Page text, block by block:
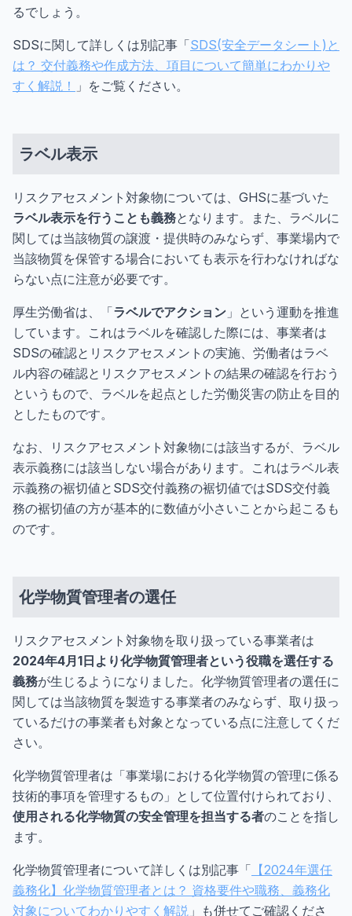
るでしょう。
SDSに関して詳しくは別記事「SDS(安全データシート)と
は？ 交付義務や作成方法、項目について簡単にわかりや
すく解説！
」をご覧ください。
ラベル表示
リスクアセスメント対象物については、GHSに基づいた
ラベル表示を行うことも義務となります。また、ラベルに
関しては当該物質の譲渡・提供時のみならず、事業場内で
当該物質を保管する場合においても表示を行わなければな
らない点に注意が必要です。
厚生労働省は、「ラベルでアクション 」という運動を推進
しています。これはラベルを確認した際には、事業者は
SDSの確認とリスクアセスメントの実施、労働者はラベ
ル内容の確認とリスクアセスメントの結果の確認を行おう
というもので、ラベルを起点とした労働災害の防止を目的
としたものです。
なお、リスクアセスメント対象物には該当するが、ラベル
表示義務には該当しない場合があります。これはラベル表
示義務の裾切値とSDS交付義務の裾切値ではSDS交付義
務の裾切値の方が基本的に数値が小さいことから起こるも
のです。
化学物質管理者の選任
リスクアセスメント対象物を取り扱っている事業者は
2024年4月1日より化学物質管理者という役職を選任する
義務が生じるようになりました。化学物質管理者の選任に
関しては当該物質を製造する事業者のみならず、取り扱っ
ているだけの事業者も対象となっている点に注意してくだ
さい。
化学物質管理者は「事業場における化学物質の管理に係る
技術的事項を管理するもの」として位置付けられており、
使用される化学物質の安全管理を担当する者のことを指し
ます。
化学物質管理者について詳しくは別記事「 【2024年選任
義務化】化学物質管理者とは？ 資格要件や職務、義務化
対象についてわかりやすく解説 」も併せてご確認くださ